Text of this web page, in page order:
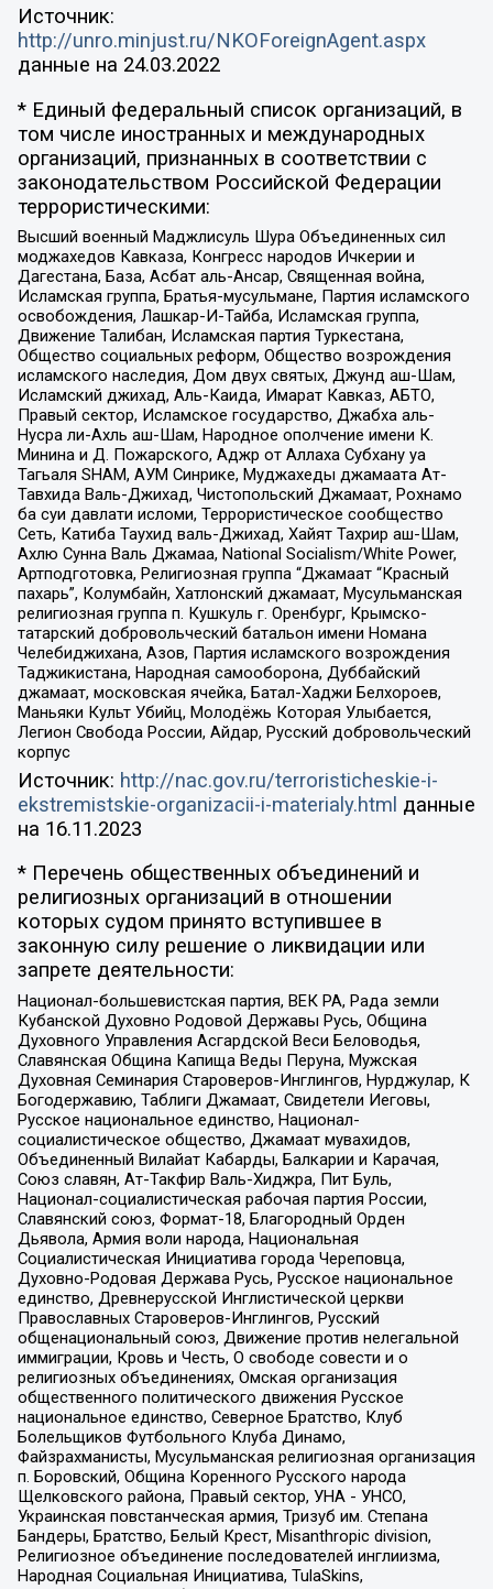
Источник:
http://unro.minjust.ru/NKOForeignAgent.aspx
данные на 24.03.2022
* Единый федеральный список организаций, в
том числе иностранных и международных
организаций, признанных в соответствии с
законодательством Российской Федерации
террористическими:
Высший военный Маджлисуль Шура Объединенных сил
моджахедов Кавказа, Конгресс народов Ичкерии и
Дагестана, База, Асбат аль-Ансар, Священная война,
Исламская группа, Братья-мусульмане, Партия исламского
освобождения, Лашкар-И-Тайба, Исламская группа,
Движение Талибан, Исламская партия Туркестана,
Общество социальных реформ, Общество возрождения
исламского наследия, Дом двух святых, Джунд аш-Шам,
Исламский джихад, Аль-Каида, Имарат Кавказ, АБТО,
Правый сектор, Исламское государство, Джабха аль-
Нусра ли-Ахль аш-Шам, Народное ополчение имени К.
Минина и Д. Пожарского, Аджр от Аллаха Субхану уа
Тагьаля SHAM, АУМ Синрике, Муджахеды джамаата Ат-
Тавхида Валь-Джихад, Чистопольский Джамаат, Рохнамо
ба суи давлати исломи, Террористическое сообщество
Сеть, Катиба Таухид валь-Джихад, Хайят Тахрир аш-Шам,
Ахлю Сунна Валь Джамаа, National Socialism/White Power,
Артподготовка, Религиозная группа “Джамаат “Красный
пахарь”, Колумбайн, Хатлонский джамаат, Мусульманская
религиозная группа п. Кушкуль г. Оренбург, Крымско-
татарский добровольческий батальон имени Номана
Челебиджихана, Азов, Партия исламского возрождения
Таджикистана, Народная самооборона, Дуббайский
джамаат, московская ячейка, Батал-Хаджи Белхороев,
Маньяки Культ Убийц, Молодёжь Которая Улыбается,
Легион Свобода России, Айдар, Русский добровольческий
корпус
Источник: http://nac.gov.ru/terroristicheskie-i-
ekstremistskie-organizacii-i-materialy.html данные
на 16.11.2023
* Перечень общественных объединений и
религиозных организаций в отношении
которых судом принято вступившее в
законную силу решение о ликвидации или
запрете деятельности:
Национал-большевистская партия, ВЕК РА, Рада земли
Кубанской Духовно Родовой Державы Русь, Община
Духовного Управления Асгардской Веси Беловодья,
Славянская Община Капища Веды Перуна, Мужская
Духовная Семинария Староверов-Инглингов, Нурджулар, К
Богодержавию, Таблиги Джамаат, Свидетели Иеговы,
Русское национальное единство, Национал-
социалистическое общество, Джамаат мувахидов,
Объединенный Вилайат Кабарды, Балкарии и Карачая,
Союз славян, Ат-Такфир Валь-Хиджра, Пит Буль,
Национал-социалистическая рабочая партия России,
Славянский союз, Формат-18, Благородный Орден
Дьявола, Армия воли народа, Национальная
Социалистическая Инициатива города Череповца,
Духовно-Родовая Держава Русь, Русское национальное
единство, Древнерусской Инглистической церкви
Православных Староверов-Инглингов, Русский
общенациональный союз, Движение против нелегальной
иммиграции, Кровь и Честь, О свободе совести и о
религиозных объединениях, Омская организация
общественного политического движения Русское
национальное единство, Северное Братство, Клуб
Болельщиков Футбольного Клуба Динамо,
Файзрахманисты, Мусульманская религиозная организация
п. Боровский, Община Коренного Русского народа
Щелковского района, Правый сектор, УНА - УНСО,
Украинская повстанческая армия, Тризуб им. Степана
Бандеры, Братство, Белый Крест, Misanthropic division,
Религиозное объединение последователей инглиизма,
Народная Социальная Инициатива, TulaSkins,